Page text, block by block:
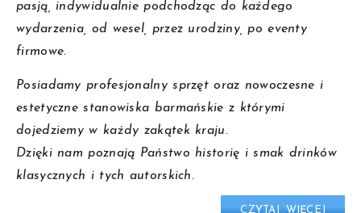
pasją, indywidualnie podchodząc do każdego
wydarzenia, od wesel, przez urodziny, po eventy
firmowe.
Posiadamy profesjonalny sprzęt oraz nowoczesne i
estetyczne stanowiska barmańskie z którymi
dojedziemy w każdy zakątek kraju.
Dzięki nam poznają Państwo historię i smak drinków
klasycznych i tych autorskich.
CZYTAJ WIĘCEJ